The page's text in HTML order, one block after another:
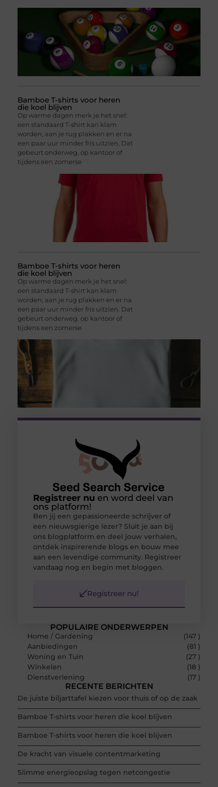
Bamboe T-shirts voor heren
die koel blijven
Op warme dagen merk je het snel:
een standaard T-shirt kan klam
worden, aan je rug plakken en er na
een paar uur minder fris uitzien. Dat
gebeurt onderweg, op kantoor of
tijdens een zomerse
Bamboe T-shirts voor heren
die koel blijven
Op warme dagen merk je het snel:
een standaard T-shirt kan klam
worden, aan je rug plakken en er na
een paar uur minder fris uitzien. Dat
gebeurt onderweg, op kantoor of
tijdens een zomerse
POPULAIRE ONDERWERPEN
Home / Gardening
(147 )
Aanbiedingen
(81 )
Woning en Tuin
(27 )
Winkelen
(18 )
Dienstverlening
(17 )
RECENTE BERICHTEN
De juiste biljarttafel kiezen voor thuis of op de zaak
Bamboe T-shirts voor heren die koel blijven
Bamboe T-shirts voor heren die koel blijven
De kracht van visuele contentmarketing
Slimme energieopslag tegen netcongestie
Registreer nu en word deel van
ons platform!
Ben jij een gepassioneerde schrijver of
een nieuwsgierige lezer? Sluit je aan bij
ons blogplatform en deel jouw verhalen,
ontdek inspirerende blogs en bouw mee
aan een levendige community. Registreer
vandaag nog en begin met bloggen.
Registreer nu!